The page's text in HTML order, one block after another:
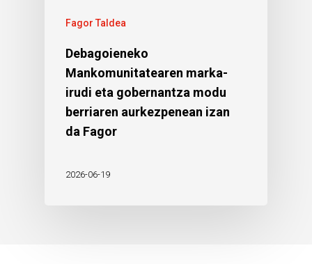
Fagor Taldea
Debagoieneko
Mankomunitatearen marka-
irudi eta gobernantza modu
berriaren aurkezpenean izan
da Fagor
2026-06-19